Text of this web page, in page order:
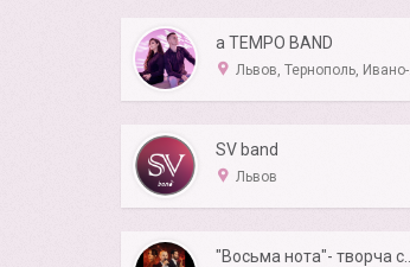
a TEMPO BAND
Львов, Тернополь, Ивано-Франковск, Луцк
SV band
Львов